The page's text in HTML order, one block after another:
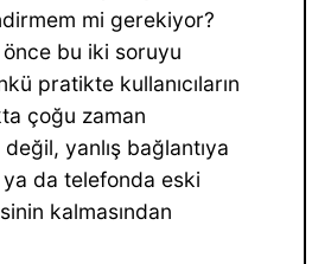
mi gerekiyor?
bu iki soruyu
pratikte kullanıcıların
çoğu zaman
yanlış bağlantıya
ya da telefonda eski
kalmasından